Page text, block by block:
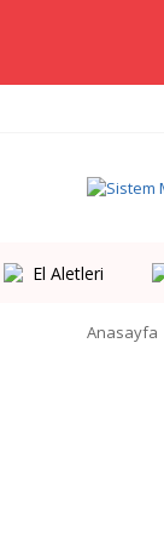
El Aletleri
Anasayfa